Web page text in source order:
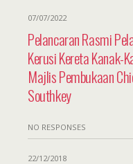
07/07/2022
Pelancaran Rasmi
Kerusi Kereta Kanak-
Majlis Pembukaan
Southkey
NO RESPONSES
22/12/2018